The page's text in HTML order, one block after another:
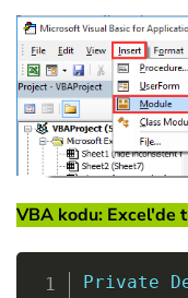
VBA kodu: Excel'de
Private